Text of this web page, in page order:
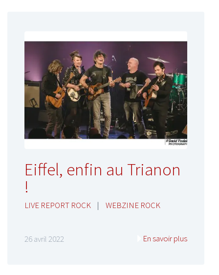
Eiffel, enfin au Trianon
!
LIVE REPORT ROCK | WEBZINE ROCK
26 avril 2022 En savoir plus